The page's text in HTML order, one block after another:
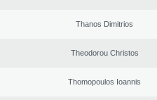
Thanos Dimitrios
Theodorou Christos
Thomopoulos Ioannis